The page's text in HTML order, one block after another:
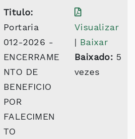
Titulo:
Portaria
012-2026 -
ENCERRAME
NTO DE
BENEFICIO
POR
FALECIMEN
TO
Visualizar
| Baixar
Baixado: 5
vezes